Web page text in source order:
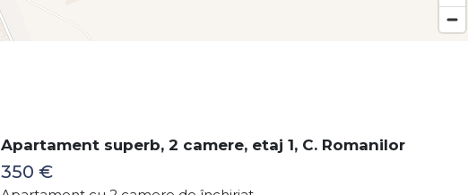
Apartament superb, 2 camere, etaj 1, C. Romanilor
350 €